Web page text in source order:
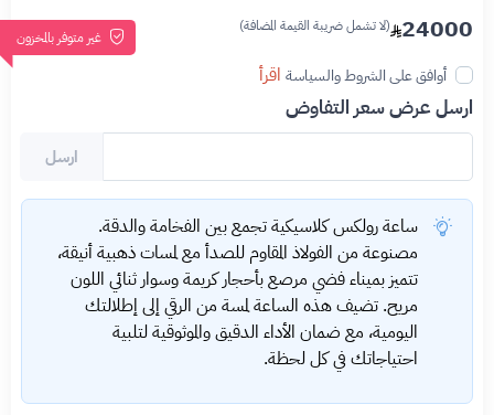
غير متوفر بالمخزون 24000 (لا تشمل ضريبة القيمة المضافة)
أوافق على الشروط والسياسة اقرأ
ارسل عرض سعر التفاوض
ارسل
ساعة رولكس كلاسيكية تجمع بين الفخامة والدقة.
مصنوعة من الفولاذ المقاوم للصدأ مع لمسات ذهبية أنيقة،
تتميز بميناء فضي مرصع بأحجار كريمة وسوار ثنائي اللون
مريح. تضيف هذه الساعة لمسة من الرقي إلى إطلالتك
اليومية، مع ضمان الأداء الدقيق والموثوقية لتلبية
احتياجاتك في كل لحظة.